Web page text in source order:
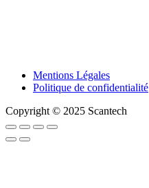
Mentions Légales
Politique de confidentialité
Copyright © 2025 Scantech